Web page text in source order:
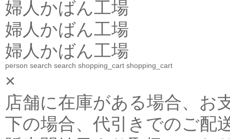
婦人かばん工場
婦人かばん工場
婦人かばん工場
person search search shopping_cart shopping_cart
×
店舗に在庫がある場合、お
下の場合、代引きでのご配